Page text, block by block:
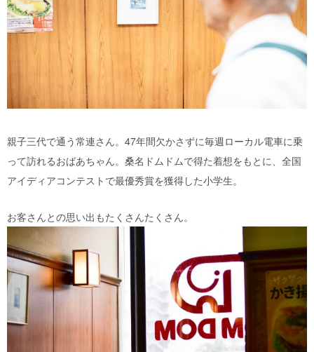
親子三代で通う常連さん。47年間欠かさずに毎週ローカル電車に乗
って訪れるおばあちゃん。桑名ドムドムで得た着想をもとに、全国
アイディアコンテストで最優秀賞を獲得した小学生。
お客さんとの思い出もたくさんたくさん。